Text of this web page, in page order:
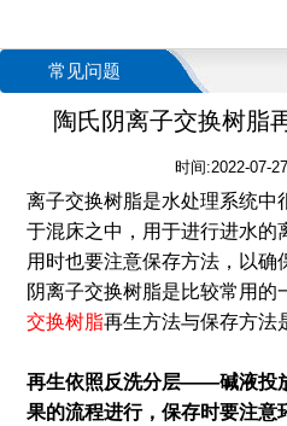
常见问题
陶氏阴离子交换树脂
时间:2022-07-
离子交换树脂是水处理系统中
于混床之中，用于进行进水的
用时也要注意保存方法，以确
阴离子交换树脂是比较常用的
交换树脂再生方法与保存方法
再生依照反洗分层——碱液
果的流程进行，保存时要注意